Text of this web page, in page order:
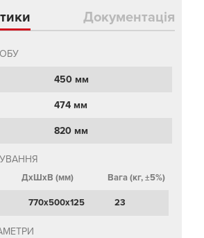
Документація
450 мм
474 мм
820 мм
ДхШхВ (мм) Вага (кг, ±5%)
770х500х125 23